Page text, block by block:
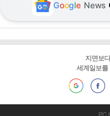
Google News
지면보
세계일보